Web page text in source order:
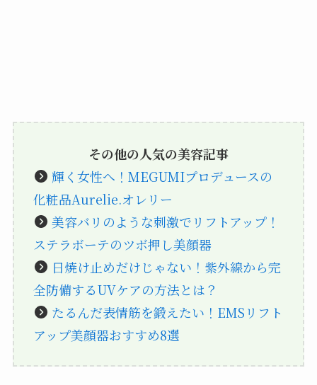
その他の人気の美容記事
輝く女性へ！MEGUMIプロデュースの
化粧品Aurelie.オレリー
美容バリのような刺激でリフトアップ！
ステラボーテのツボ押し美顔器
日焼け止めだけじゃない！紫外線から完
全防備するUVケアの方法とは？
たるんだ表情筋を鍛えたい！EMSリフト
アップ美顔器おすすめ8選